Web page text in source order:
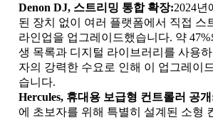
Denon DJ, 스트리밍 통합 확장:2024년
된 장치 없이 여러 플랫폼에서 직접 스
라인업을 업그레이드했습니다. 약
생 목록과 디지털 라이브러리를 사용
자의 강력한 수요로 인해 이 업그레이
습니다.
Hercules, 휴대용 보급형 컨트롤러 공
에 초보자를 위해 특별히 설계된 소형